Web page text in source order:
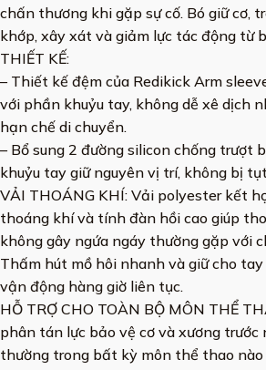
chấn thương khi gặp sự cố. Bó giữ cơ,
khớp, xây xát và giảm lực tác động từ
THIẾT KẾ:
– Thiết kế đệm của Redikick Arm
với phần khuỷu tay, không dễ xê dịch
hạn chế di chuyển.
– Bổ sung 2 đường silicon chống trượt
khuỷu tay giữ nguyên vị trí, không bị
VẢI THOÁNG KHÍ: Vải polyester kết
thoáng khí và tính đàn hồi cao giúp
không gây ngứa ngáy thường gặp với
Thấm hút mồ hôi nhanh và giữ cho tay
vận động hàng giờ liên tục.
HỖ TRỢ CHO TOÀN BỘ MÔN THỂ
phân tán lực bảo vệ cơ và xương
thường trong bất kỳ môn thể thao nào